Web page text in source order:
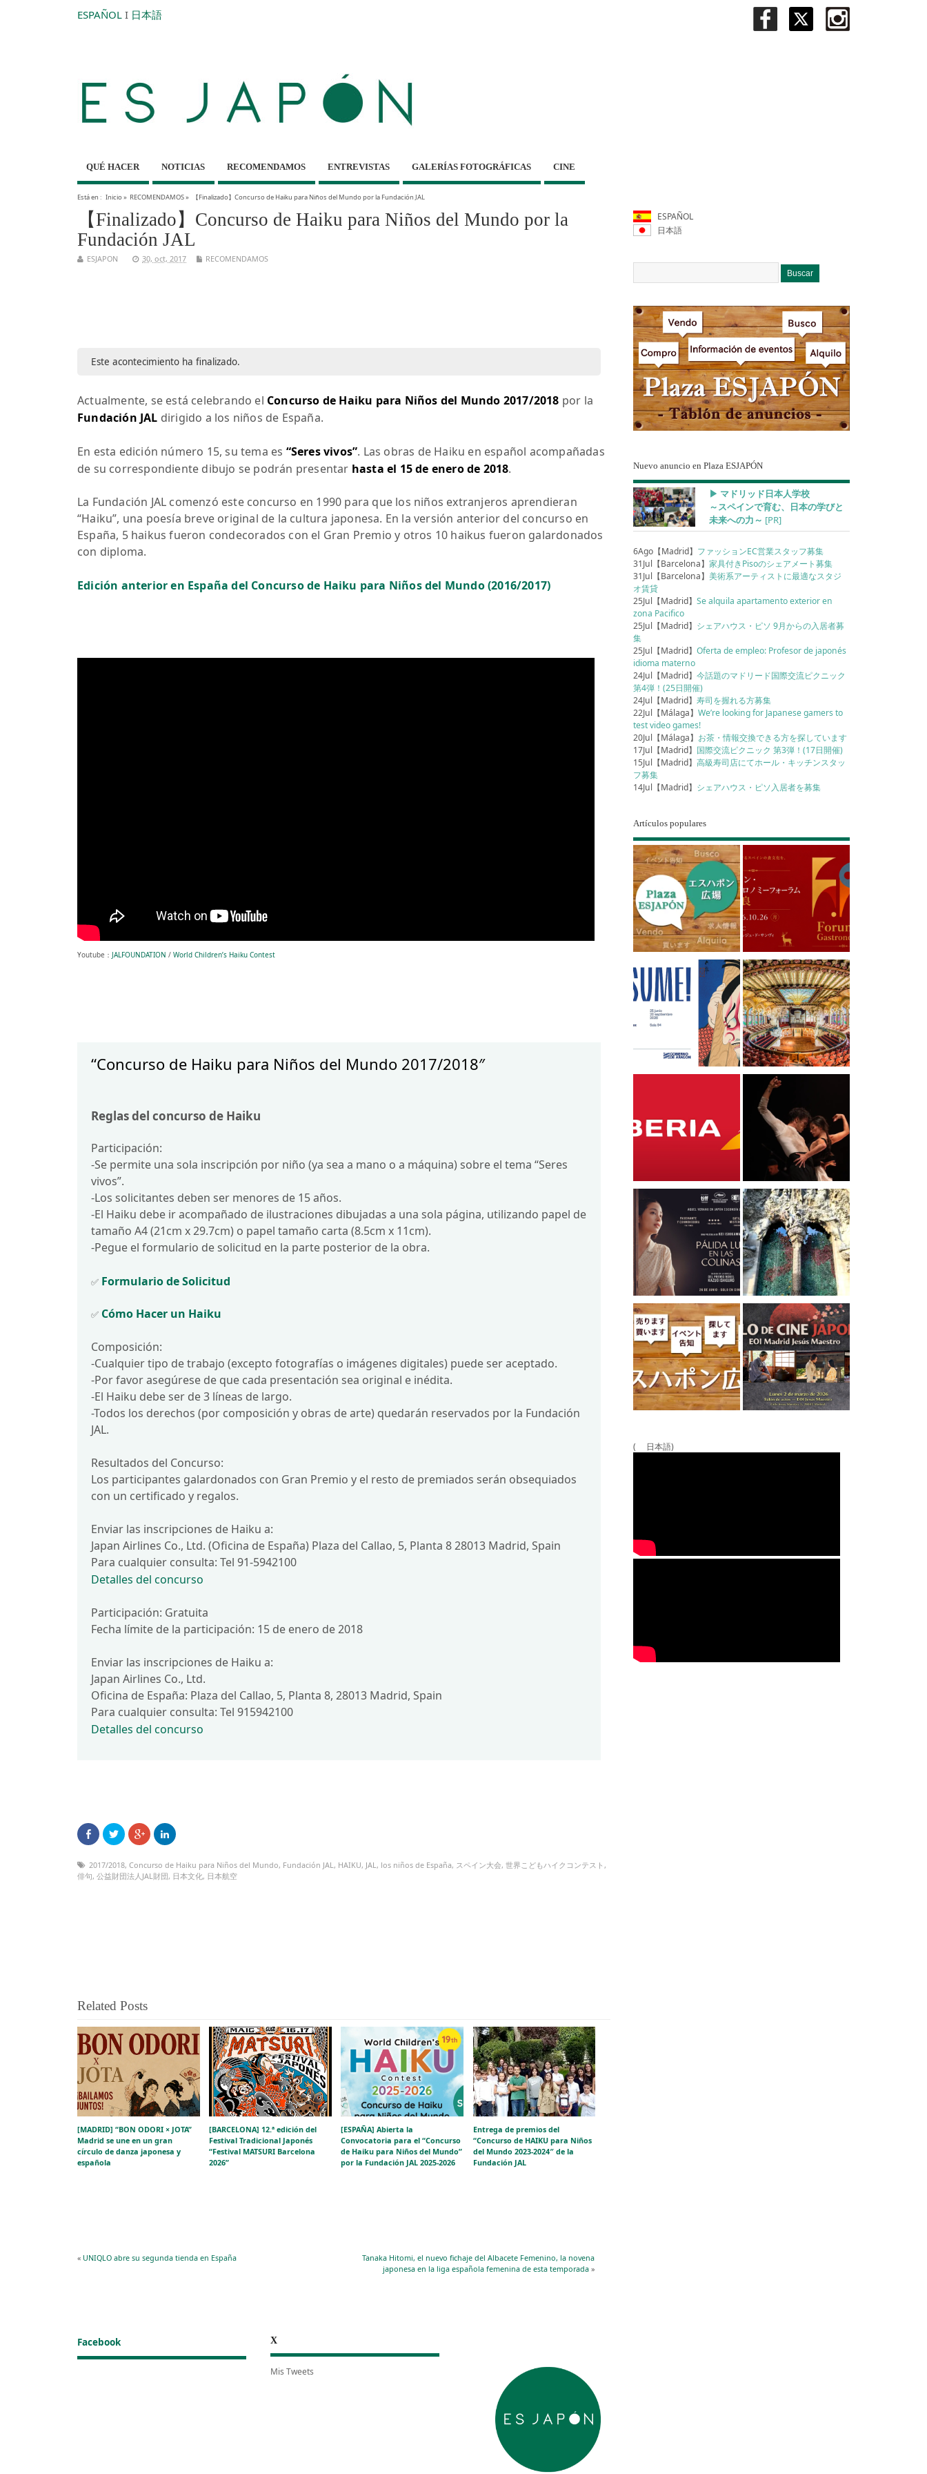
ESPAÑOL I 日本語
QUÉ HACER NOTICIAS RECOMENDAMOS ENTREVISTAS GALERÍAS FOTOGRÁFICAS CINE
Está en : Inicio» RECOMENDAMOS» 【Finalizado】Concurso de Haiku para Niños del Mundo por la Fundación JAL
【Finalizado】Concurso de Haiku para Niños del Mundo por la
Fundación JAL
ESJAPON 30, oct, 2017 RECOMENDAMOS
Este acontecimiento ha finalizado.
Actualmente, se está celebrando el Concurso de Haiku para Niños del Mundo 2017/2018 por la
Fundación JAL dirigido a los niños de España.
En esta edición número 15, su tema es “Seres vivos”. Las obras de Haiku en español acompañadas
de su correspondiente dibujo se podrán presentar hasta el 15 de enero de 2018.
La Fundación JAL comenzó este concurso en 1990 para que los niños extranjeros aprendieran
“Haiku”, una poesía breve original de la cultura japonesa. En la versión anterior del concurso en
España, 5 haikus fueron condecorados con el Gran Premio y otros 10 haikus fueron galardonados
con diploma.
Edición anterior en España del Concurso de Haiku para Niños del Mundo (2016/2017)
Youtube： JALFOUNDATION / World Children’s Haiku Contest
“Concurso de Haiku para Niños del Mundo 2017/2018″
Reglas del concurso de Haiku
Participación:
-Se permite una sola inscripción por niño (ya sea a mano o a máquina) sobre el tema “Seres
vivos”.
-Los solicitantes deben ser menores de 15 años.
-El Haiku debe ir acompañado de ilustraciones dibujadas a una sola página, utilizando papel de
tamaño A4 (21cm x 29.7cm) o papel tamaño carta (8.5cm x 11cm).
-Pegue el formulario de solicitud en la parte posterior de la obra.
✅ Formulario de Solicitud
✅ Cómo Hacer un Haiku
Composición:
-Cualquier tipo de trabajo (excepto fotografías o imágenes digitales) puede ser aceptado.
-Por favor asegúrese de que cada presentación sea original e inédita.
-El Haiku debe ser de 3 líneas de largo.
-Todos los derechos (por composición y obras de arte) quedarán reservados por la Fundación
JAL.
Resultados del Concurso:
Los participantes galardonados con Gran Premio y el resto de premiados serán obsequiados
con un certificado y regalos.
Enviar las inscripciones de Haiku a:
Japan Airlines Co., Ltd. (Oficina de España) Plaza del Callao, 5, Planta 8 28013 Madrid, Spain
Para cualquier consulta: Tel 91-5942100
Detalles del concurso
Participación: Gratuita
Fecha límite de la participación: 15 de enero de 2018
Enviar las inscripciones de Haiku a:
Japan Airlines Co., Ltd.
Oficina de España: Plaza del Callao, 5, Planta 8, 28013 Madrid, Spain
Para cualquier consulta: Tel 915942100
Detalles del concurso
2017/2018, Concurso de Haiku para Niños del Mundo, Fundación JAL, HAIKU, JAL, los niños de España, スペイン大会, 世界こどもハイクコンテスト ,
俳句, 公益財団法人JAL財団, 日本文化, 日本航空
Related Posts
[MADRID] “BON ODORI × JOTA”
Madrid se une en un gran
círculo de danza japonesa y
española
[BARCELONA] 12.ª edición del
Festival Tradicional Japonés
“Festival MATSURI Barcelona
2026”
[ESPAÑA] Abierta la
Convocatoria para el “Concurso
de Haiku para Niños del Mundo”
por la Fundación JAL 2025-2026
Entrega de premios del
“Concurso de HAIKU para Niños
del Mundo 2023-2024″ de la
Fundación JAL
« UNIQLO abre su segunda tienda en España
Tanaka Hitomi, el nuevo fichaje del Albacete Femenino, la novena
japonesa en la liga española femenina de esta temporada»
ESPAÑOL
日本語
Nuevo anuncio en Plaza ESJAPÓN
▶︎ マドリッド日本人学校
～スペインで育む、日本の学びと
未来への力～ [PR]
6Ago【Madrid】 ファッションEC営業スタッフ募集
31Jul【Barcelona】家具付きPisoのシェアメート募集
31Jul【Barcelona】美術系アーティストに最適なスタジ
オ賃貸
25Jul【Madrid】Se alquila apartamento exterior en
zona Pacifico
25Jul【Madrid】 シェアハウス・ピソ 9月からの入居者募
集
25Jul【Madrid】Oferta de empleo: Profesor de japonés
idioma materno
24Jul【Madrid】今話題のマドリード国際交流ピクニック
第4弾！(25日開催)
24Jul【Madrid】寿司を握れる方募集
22Jul【Málaga】We’re looking for Japanese gamers to
test video games!
20Jul【Málaga】 お茶・情報交換できる方を探しています
17Jul【Madrid】 国際交流ピクニック 第3弾！(17日開催)
15Jul【Madrid】高級寿司店にてホール・キッチンスタッ
フ募集
14Jul【Madrid】 シェアハウス・ピソ入居者を募集
Artículos populares
( 日本語)
Facebook X
Mis Tweets